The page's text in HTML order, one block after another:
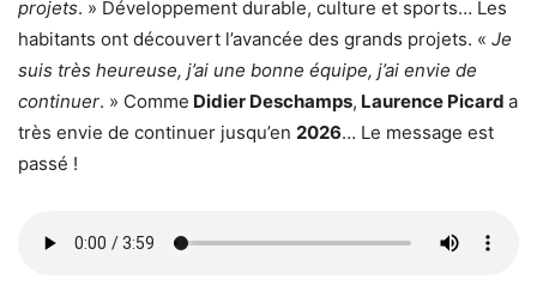
projets. » Développement durable, culture et sports… Les
habitants ont découvert l’avancée des grands projets. « Je
suis très heureuse, j’ai une bonne équipe, j’ai envie de
continuer. » Comme Didier Deschamps, Laurence Picard a
très envie de continuer jusqu’en 2026… Le message est
passé !